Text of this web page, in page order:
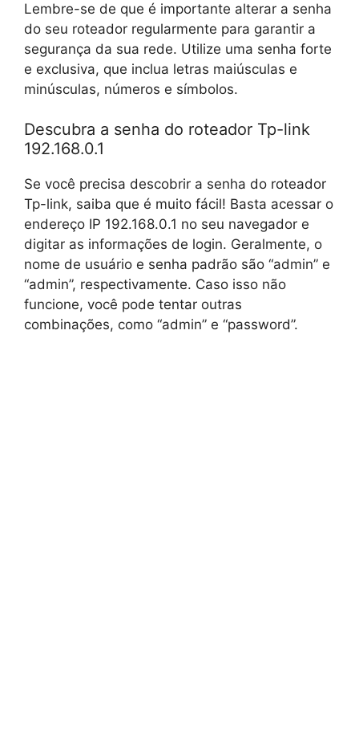
Lembre-se de que é importante alterar a senha
do seu roteador regularmente para garantir a
segurança da sua rede. Utilize uma senha forte
e exclusiva, que inclua letras maiúsculas e
minúsculas, números e símbolos.
Descubra a senha do roteador Tp-link
192.168.0.1
Se você precisa descobrir a senha do roteador
Tp-link, saiba que é muito fácil! Basta acessar o
endereço IP 192.168.0.1 no seu navegador e
digitar as informações de login. Geralmente, o
nome de usuário e senha padrão são “admin” e
“admin”, respectivamente. Caso isso não
funcione, você pode tentar outras
combinações, como “admin” e “password”.